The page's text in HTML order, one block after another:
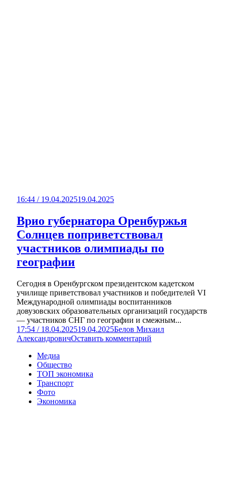
16:44 / 19.04.202519.04.2025
Врио губернатора Оренбуржья
Солнцев поприветствовал
участников олимпиады по
географии
Сегодня в Оренбургском президентском кадетском
училище приветствовал участников и победителей VI
Международной олимпиады воспитанников
довузовских образовательных организаций государств
— участников СНГ по географии и смежным...
17:54 / 18.04.202519.04.2025Белов Михаил
АлександровичОставить комментарий
Медиа
Общество
ТОП экономика
Транспорт
Фото
Экономика